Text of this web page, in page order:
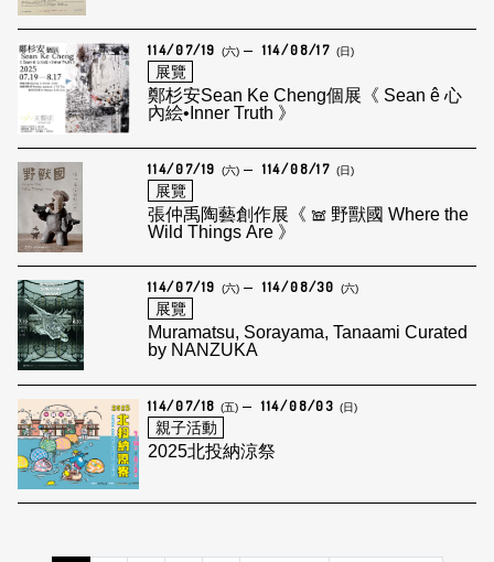
114/07/19 (六) 114/08/17 (日)
展覽
鄭杉安Sean Ke Cheng個展《 Sean ê 心
內絵•Inner Truth 》
114/07/19 (六) 114/08/17 (日)
展覽
張仲禹陶藝創作展《 𖠌 野獸國 Where the
Wild Things Are 》
114/07/19 (六) 114/08/30 (六)
展覽
Muramatsu, Sorayama, Tanaami Curated
by NANZUKA
114/07/18 (五) 114/08/03 (日)
親子活動
2025北投納涼祭